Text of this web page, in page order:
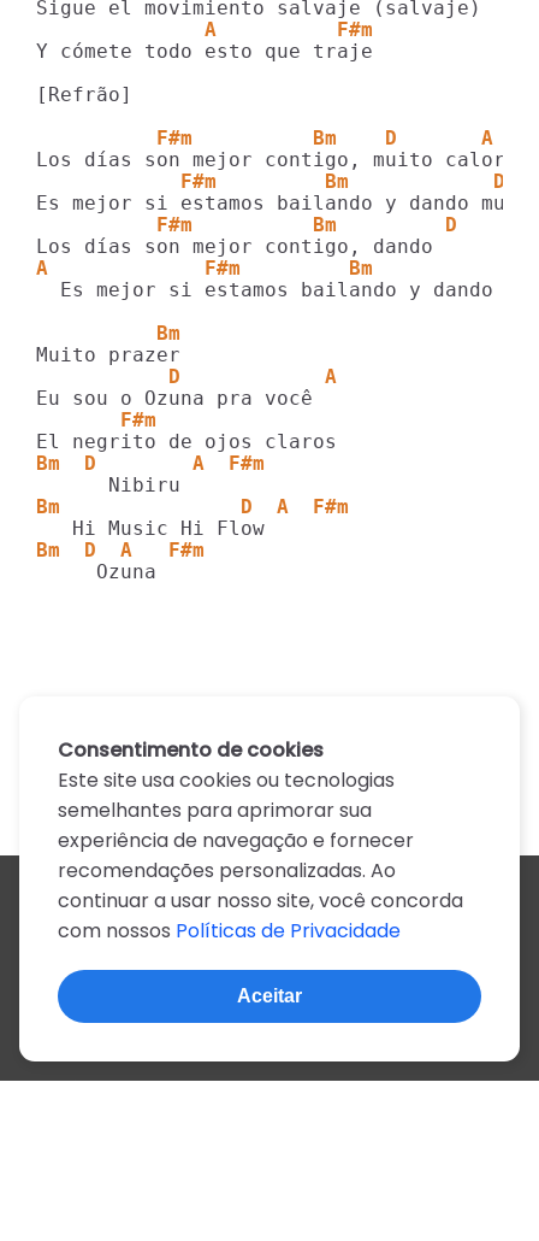
              A          F#m
Y cómete todo esto que traje
[Refrão]
          F#m          Bm    D       A
F#m         Bm            D
          F#m          Bm         D
A             F#m         Bm           D  A
  Es mejor si estamos bailando y dando
          Bm
           D            A
       F#m
Bm  D        A  F#m
Bm               D  A  F#m
Bm  D  A   F#m
     Ozuna
Todos os artistas
A
B C D E F G H I J
N
O P Q R S T U V W X
Z
0-9
© 2022, mais de 2 milhões de cifras e letras
Consentimento de cookies
Este site usa cookies ou tecnologias
semelhantes para aprimorar sua
experiência de navegação e fornecer
recomendações personalizadas. Ao
continuar a usar nosso site, você concorda
com nossos Políticas de Privacidade
Aceitar